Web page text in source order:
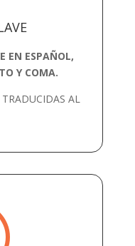
EN ESPAÑOL,
Y COMA.
AL